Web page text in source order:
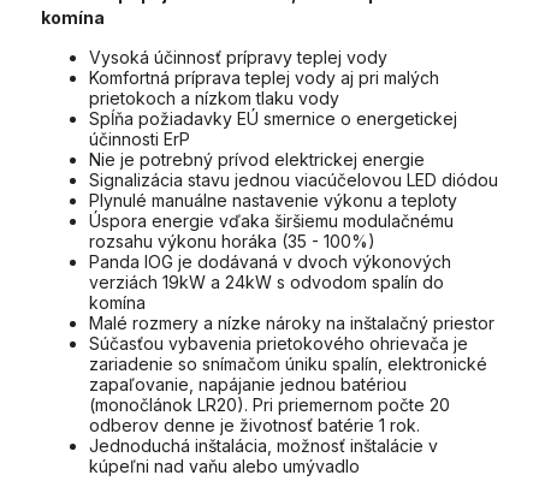
komína
Vysoká účinnosť prípravy teplej vody
Komfortná príprava teplej vody aj pri malých
prietokoch a nízkom tlaku vody
Spĺňa požiadavky EÚ smernice o energetickej
účinnosti ErP
Nie je potrebný prívod elektrickej energie
Signalizácia stavu jednou viacúčelovou LED diódou
Plynulé manuálne nastavenie výkonu a teploty
Úspora energie vďaka širšiemu modulačnému
rozsahu výkonu horáka (35 - 100%)
Panda IOG je dodávaná v dvoch výkonových
verziách 19kW a 24kW s odvodom spalín do
komína
Malé rozmery a nízke nároky na inštalačný priestor
Súčasťou vybavenia prietokového ohrievača je
zariadenie so snímačom úniku spalín, elektronické
zapaľovanie, napájanie jednou batériou
(monočlánok LR20). Pri priemernom počte 20
odberov denne je životnosť batérie 1 rok.
Jednoduchá inštalácia, možnosť inštalácie v
kúpeľni nad vaňu alebo umývadlo